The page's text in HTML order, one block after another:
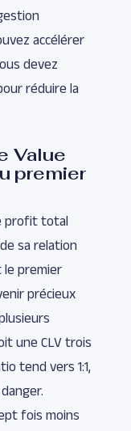
accélérer
devez
réduire la
Value
premier
profit total
sa relation
le premier
précieux
une CLV trois
tend vers 1:1,
fois moins